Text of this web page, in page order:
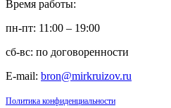
Время работы:
пн-пт: 11:00 – 19:00
сб-вс: по договоренности
E-mail: bron@mirkruizov.ru
Политика конфиденциальности